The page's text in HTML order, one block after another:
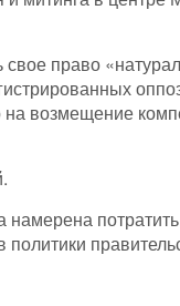
свое право
возмещение
намерена